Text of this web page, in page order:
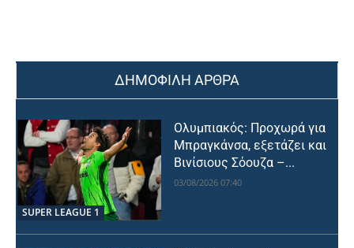
ΔΗΜΟΦΙΛΗ ΑΡΘΡΑ
SUPER LEAGUE 1
Ολυμπιακός: Προχωρά για
Μπραγκάνσα, εξετάζει και
Βινίσιους Σόουζα –...
03/08/2026 07:40